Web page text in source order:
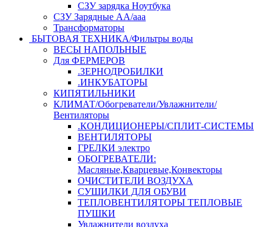
СЗУ зарядка Ноутбука
СЗУ Зарядные АА/ааа
Трансформаторы
БЫТОВАЯ ТЕХНИКА/Фильтры воды
ВЕСЫ НАПОЛЬНЫЕ
Для ФЕРМЕРОВ
.ЗЕРНОДРОБИЛКИ
.ИНКУБАТОРЫ
КИПЯТИЛЬНИКИ
КЛИМАТ/Обогреватели/Увлажнители/
Вентиляторы
.КОНДИЦИОНЕРЫ/СПЛИТ-СИСТЕМЫ
ВЕНТИЛЯТОРЫ
ГРЕЛКИ электро
ОБОГРЕВАТЕЛИ:
Масляные,Кварцевые,Конвекторы
ОЧИСТИТЕЛИ ВОЗДУХА
СУШИЛКИ ДЛЯ ОБУВИ
ТЕПЛОВЕНТИЛЯТОРЫ ТЕПЛОВЫЕ
ПУШКИ
Увлажнители воздуха